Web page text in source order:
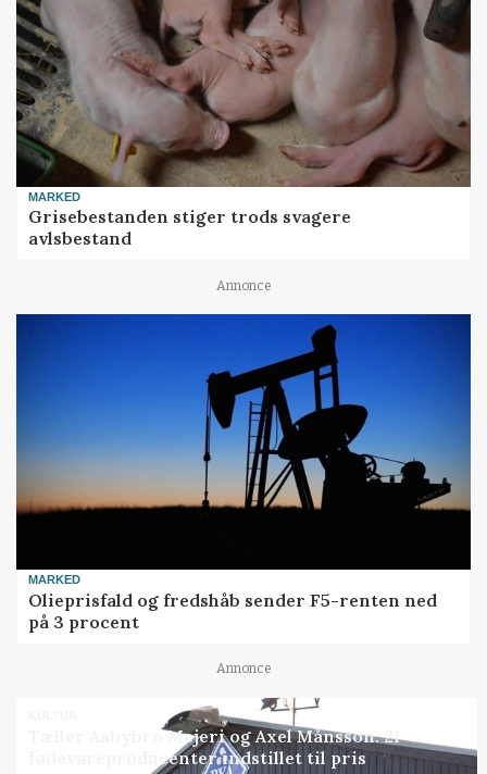
MARKED
Grisebestanden stiger trods svagere
avlsbestand
Annonce
MARKED
Olieprisfald og fredshåb sender F5-renten ned
på 3 procent
Annonce
Tæller Aabybro Mejeri og Axel Månsson: 21
fødevareproducenter indstillet til pris